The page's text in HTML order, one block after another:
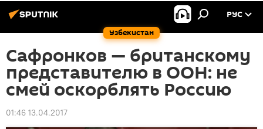
Узбекистан
РУС
Сафронков — британскому
представителю в ООН: не
смей оскорблять Россию
01:46 13.04.2017